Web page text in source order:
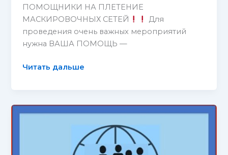
ПОМОЩНИКИ НА ПЛЕТЕНИЕ
МАСКИРОВОЧНЫХ СЕТЕЙ
Для
проведения очень важных мероприятий
нужна ВАША ПОМОЩЬ —
Плетение
Читать дальше